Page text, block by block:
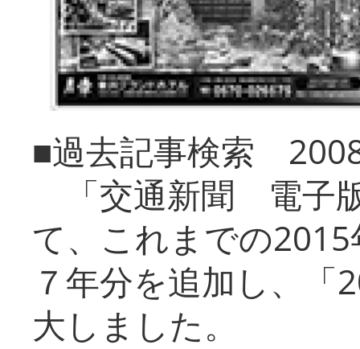
■過去記事検索
「交通新聞 電子
て、これまでの
７年分を追加し、「
大しまし